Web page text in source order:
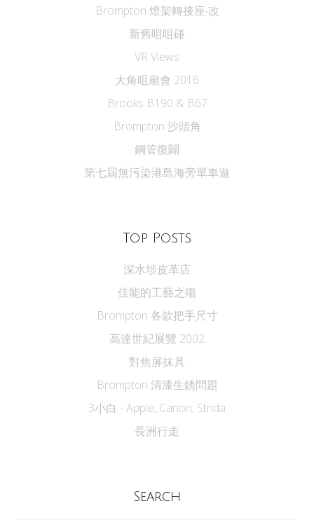
Brompton 燈架轉接座‧改
新舊咀咀碰
VR Views
大角咀廟會 2016
Brooks B190 & B67
Brompton 沙頭角
鋼管復闢
第七屆無污染港島海旁單車遊
Top Posts
深水埗皮革店
佳能的工藝之殤
Brompton 各款把手尺寸
高達世紀展覽 2002
對焦屏抹具
Brompton 清漆生銹問題
3小白 - Apple, Canon, Strida
長洲行走
Search